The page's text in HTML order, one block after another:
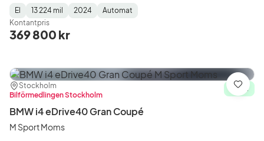
Fuel
Type:
El
Mätarställning :
13 224 mil
Model
Year:
2024
Gearbox
Type:
Automat
Kontantpris
369 800 kr
Plats:
Stockholm
Återförsäljare:
Bilförmedlingen Stockholm
I lager
BMW i4 eDrive40 Gran Coupé
M Sport Moms
Spara